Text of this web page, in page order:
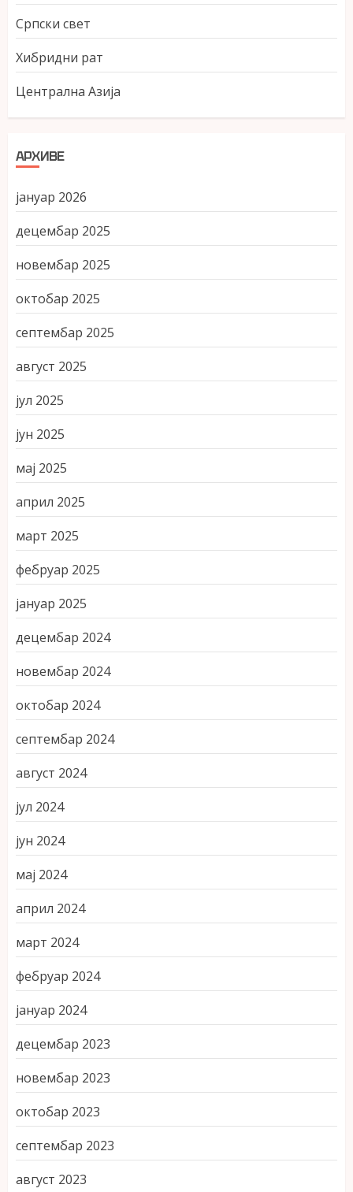
Српски свет
Хибридни рат
Централна Азија
АРХИВЕ
јануар 2026
децембар 2025
новембар 2025
октобар 2025
септембар 2025
август 2025
јул 2025
јун 2025
мај 2025
април 2025
март 2025
фебруар 2025
јануар 2025
децембар 2024
новембар 2024
октобар 2024
септембар 2024
август 2024
јул 2024
јун 2024
мај 2024
април 2024
март 2024
фебруар 2024
јануар 2024
децембар 2023
новембар 2023
октобар 2023
септембар 2023
август 2023